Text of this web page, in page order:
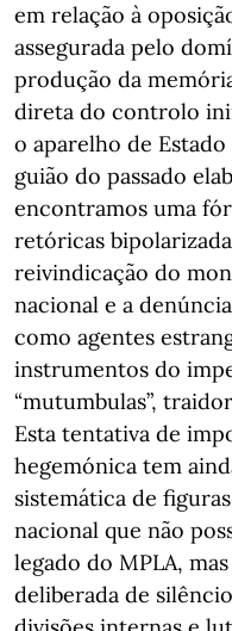
em relação à
assegurada pelo
produção da
direta do controlo
o aparelho de
guião do passado
encontramos uma
retóricas
reivindicação do
nacional e a
como agentes
instrumentos do
“mutumbulas”,
Esta tentativa de
hegemónica tem
sistemática de
nacional que não
legado do MPLA,
deliberada de